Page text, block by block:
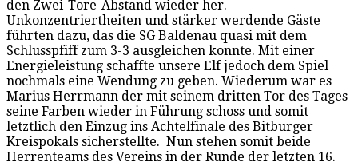
den Zwei-Tore-Abstand wieder her.
Unkonzentriertheiten und stärker werdende Gäste
führten dazu, das die SG Baldenau quasi mit dem
Schlusspfiff zum 3-3 ausgleichen konnte. Mit einer
Energieleistung schaffte unsere Elf jedoch dem Spiel
nochmals eine Wendung zu geben. Wiederum war es
Marius Herrmann der mit seinem dritten Tor des Tages
seine Farben wieder in Führung schoss und somit
letztlich den Einzug ins Achtelfinale des Bitburger
Kreispokals sicherstellte. Nun stehen somit beide
Herrenteams des Vereins in der Runde der letzten 16.